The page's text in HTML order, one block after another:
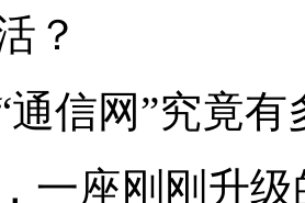
？
信网”究竟有
一座刚刚升